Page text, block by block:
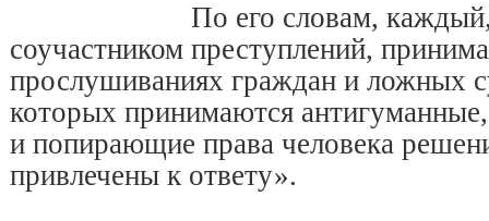
По его словам,
соучастником преступлений,
прослушиваниях граждан и ложных
которых принимаются
и попирающие права человека
привлечены к ответу».